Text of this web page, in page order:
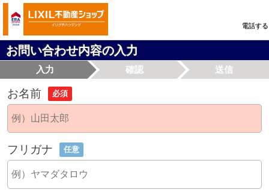
電話する
お問い合わせ内容の入力
入力 確認 送信
お名前 必須
フリガナ 任意